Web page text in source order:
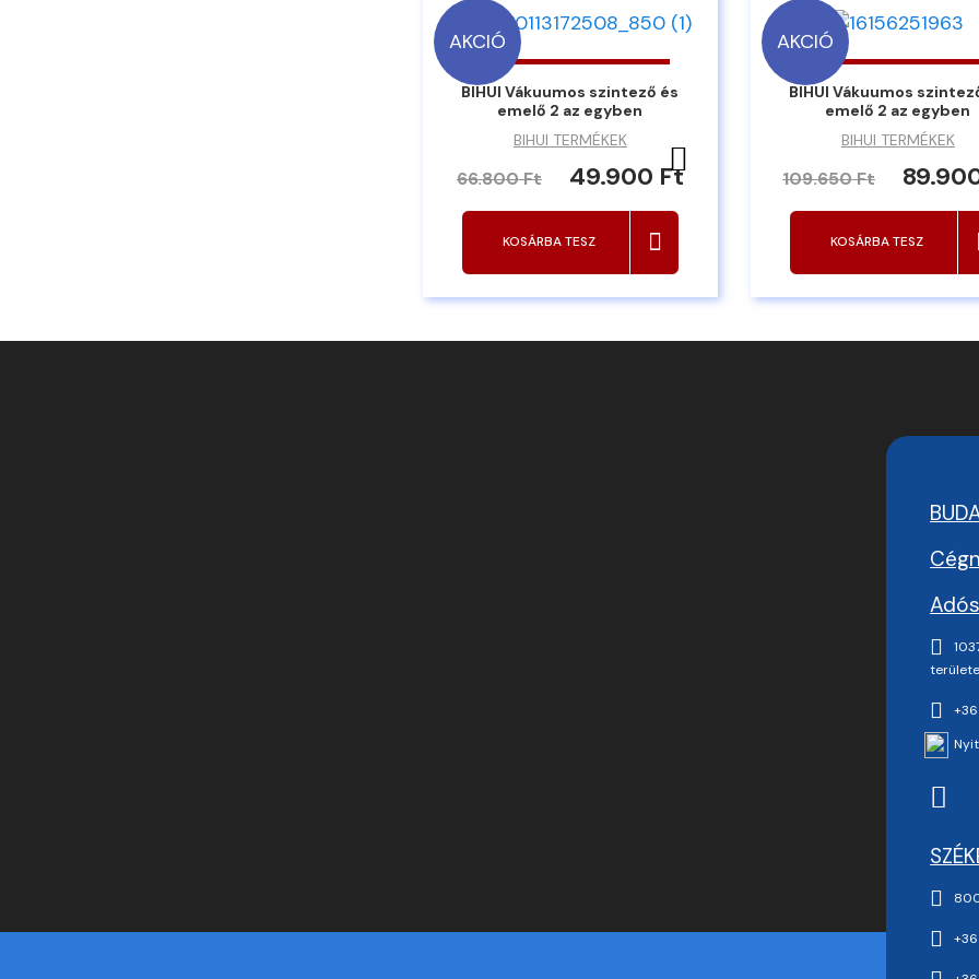
AKCIÓ
BIHUI Vákuumos szintező és
emelő 2 az egyben
BIHUI TERMÉKEK
66.800 Ft 49.900 Ft
Kedvencekhez ad
KOSÁRBA TESZ
AKCIÓ
BIHUI Vákuumos
emelő 2 az egyben
BIHUI TERMÉKEK
109.650 Ft
KOSÁRBA TESZ